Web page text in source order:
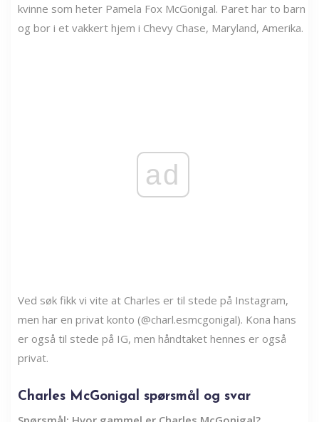
kvinne som heter Pamela Fox McGonigal. Paret har to barn
og bor i et vakkert hjem i Chevy Chase, Maryland, Amerika.
ad
Ved søk fikk vi vite at Charles er til stede på Instagram,
men har en privat konto (@charl.esmcgonigal). Kona hans
er også til stede på IG, men håndtaket hennes er også
privat.
Charles McGonigal spørsmål og svar